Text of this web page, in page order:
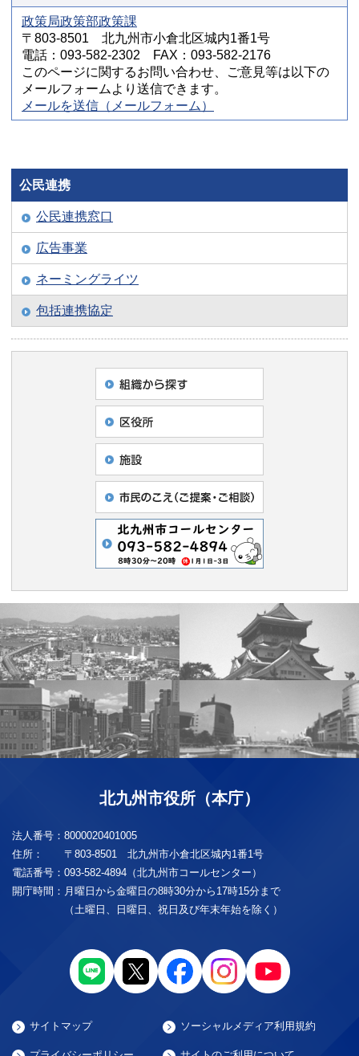
政策局政策部政策課
〒803-8501 北九州市小倉北区城内1番1号
電話：093-582-2302 FAX：093-582-2176
このページに関するお問い合わせ、ご意見等は以下の
メールフォームより送信できます。
メールを送信（メールフォーム）
公民連携
公民連携窓口
広告事業
ネーミングライツ
包括連携協定
北九州市役所（本庁）
法人番号： 8000020401005
住所：
〒803-8501 北九州市小倉北区城内1番1号
電話番号： 093-582-4894（北九州市コールセンター）
開庁時間： 月曜日から金曜日の8時30分から17時15分まで
（土曜日、日曜日、祝日及び年末年始を除く）
サイトマップ ソーシャルメディア利用規約